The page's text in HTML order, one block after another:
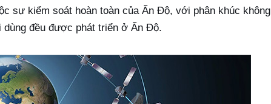
sự kiểm soát hoàn toàn của Ấn Độ, với phân khúc không
đều được phát triển ở Ấn Độ.